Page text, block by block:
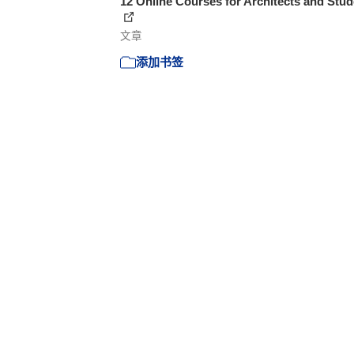
文章
添加书签